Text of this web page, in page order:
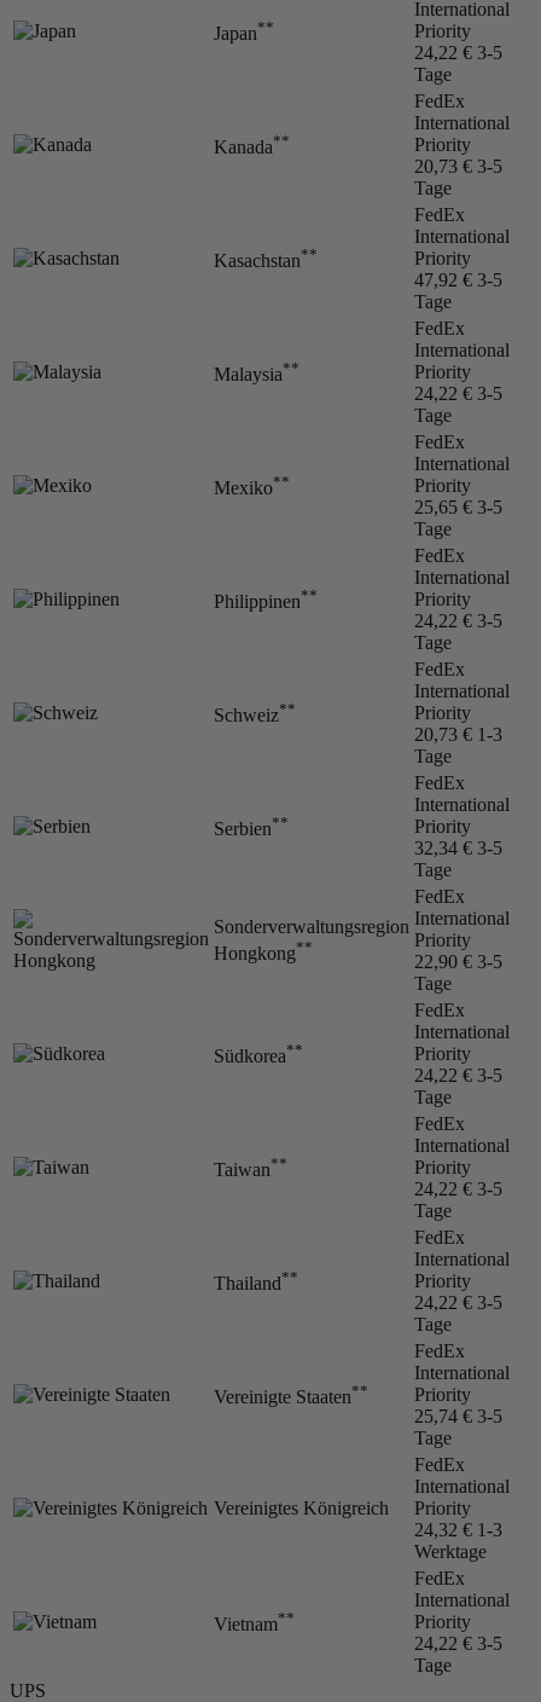
Japan**
International
Priority
24,22 € 3-5
Tage
Kanada**
FedEx
International
Priority
20,73 € 3-5
Tage
Kasachstan**
FedEx
International
Priority
47,92 € 3-5
Tage
Malaysia**
FedEx
International
Priority
24,22 € 3-5
Tage
Mexiko**
FedEx
International
Priority
25,65 € 3-5
Tage
Philippinen**
FedEx
International
Priority
24,22 € 3-5
Tage
Schweiz**
FedEx
International
Priority
20,73 € 1-3
Tage
Serbien**
FedEx
International
Priority
32,34 € 3-5
Tage
Sonderverwaltungsregion
Hongkong**
FedEx
International
Priority
22,90 € 3-5
Tage
Südkorea**
FedEx
International
Priority
24,22 € 3-5
Tage
Taiwan**
FedEx
International
Priority
24,22 € 3-5
Tage
Thailand**
FedEx
International
Priority
24,22 € 3-5
Tage
Vereinigte Staaten**
FedEx
International
Priority
25,74 € 3-5
Tage
Vereinigtes Königreich
FedEx
International
Priority
24,32 € 1-3
Werktage
Vietnam**
FedEx
International
Priority
24,22 € 3-5
Tage
UPS